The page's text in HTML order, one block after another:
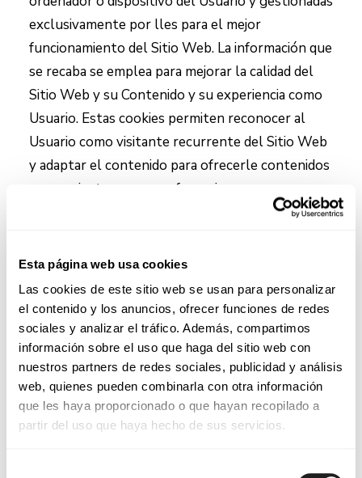
Esta página web usa cookies
Las cookies de este sitio web se usan para personalizar
el contenido y los anuncios, ofrecer funciones de redes
sociales y analizar el tráfico. Además, compartimos
información sobre el uso que haga del sitio web con
nuestros partners de redes sociales, publicidad y análisis
web, quienes pueden combinarla con otra información
que les haya proporcionado o que hayan recopilado a
partir del uso que haya hecho de sus servicios.
exclusivamente por lles para el mejor
funcionamiento del Sitio Web. La información que
se recaba se emplea para mejorar la calidad del
Sitio Web y su Contenido y su experiencia como
Usuario. Estas cookies permiten reconocer al
Usuario como visitante recurrente del Sitio Web
y adaptar el contenido para ofrecerle contenidos
que se ajusten a sus preferencias.
Son cookies utilizadas y gestionadas por
entidades externas que proporcionan
allesservicios solicitados por este mismo para
mejorar el Sitio Web y la experiencia del usuario
al navegar en el Sitio Web. Los principales
objetivos para los que se utilizan cookies de
terceros son la obtención de estadísticas de
accesos y analizar la información de la